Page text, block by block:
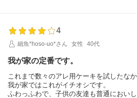
4
細魚*hoso-uo*さん
女性 40代
我が家の定番です。
これまで数々のアレ用ケーキを試したな
我が家ではこれがイチオシです。
ふわっふわで、子供の友達も普通におい